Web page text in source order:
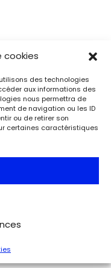
cookies
des technologies
aux informations des
nous permettra de
de navigation ou les ID
ou de retirer son
certaines caractéristiques
musée du général
Libération de Paris, le
du général
Paris.